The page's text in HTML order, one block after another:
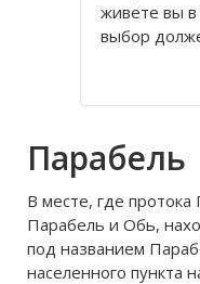
живете вы
выбор
Двора. Уже
качество и
Парабель
В месте, где
Парабель и Обь,
под названием
населенного пункта